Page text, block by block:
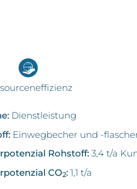
Dienstleistung
Einwegbecher und -
Rohstoff:3,4 t/a
CO2:1,1 t/a